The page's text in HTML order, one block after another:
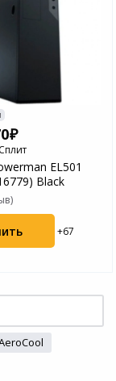
EL501
Black
+67